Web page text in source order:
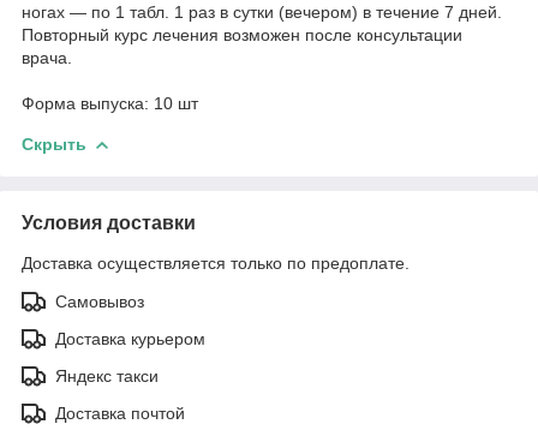
ногах — по 1 табл. 1 раз в сутки (вечером) в течение 7 дней.
Повторный курс лечения возможен после консультации
врача.
Форма выпуска: 10 шт
Скрыть
Условия доставки
Доставка осуществляется только по предоплате.
Самовывоз
Доставка курьером
Яндекс такси
Доставка почтой